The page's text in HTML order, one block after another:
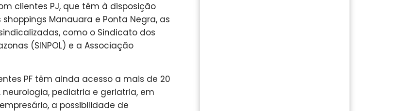
clientes PJ, que têm à disposição
Manauara e Ponta Negra, as
como o Sindicato dos
(SINPOL) e a Associação
PF têm ainda acesso a mais de 20
pediatria e geriatria, em
a possibilidade de